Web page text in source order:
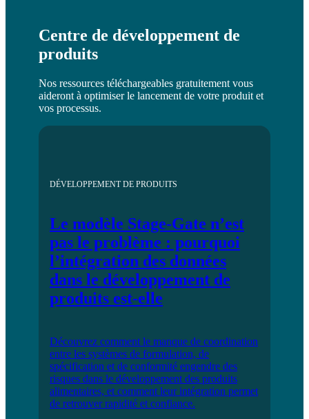
Centre de développement de
produits
Nos ressources téléchargeables gratuitement vous
aideront à optimiser le lancement de votre produit et
vos processus.
DÉVELOPPEMENT DE PRODUITS
Le modèle Stage-Gate n’est
pas le problème : pourquoi
l’intégration des données
dans le développement de
produits est-elle
Découvrez comment le manque de coordination
entre les systèmes de formulation, de
spécification et de conformité engendre des
risques dans le développement des produits
alimentaires, et comment leur intégration permet
de retrouver rapidité et confiance.